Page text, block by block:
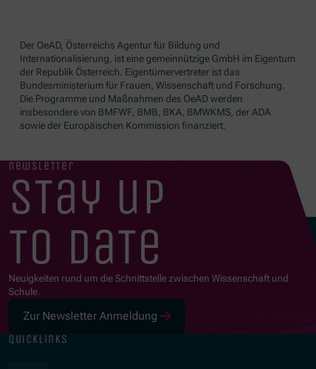
Der OeAD, Österreichs Agentur für Bildung und
Internationalisierung, ist eine gemeinnützige GmbH im Eigentum
der Republik Österreich. Eigentümervertreter ist das
Bundesministerium für Frauen, Wissenschaft und Forschung.
Die Programme und Maßnahmen des OeAD werden
insbesondere von BMFWF, BMB, BKA, BMWKMS, der ADA
sowie der Europäischen Kommission finanziert.
newsletter
stay up
to date
Neuigkeiten rund um die Schnittstelle zwischen Wissenschaft und
Schule.
Zur Newsletter Anmeldung
quicklinks